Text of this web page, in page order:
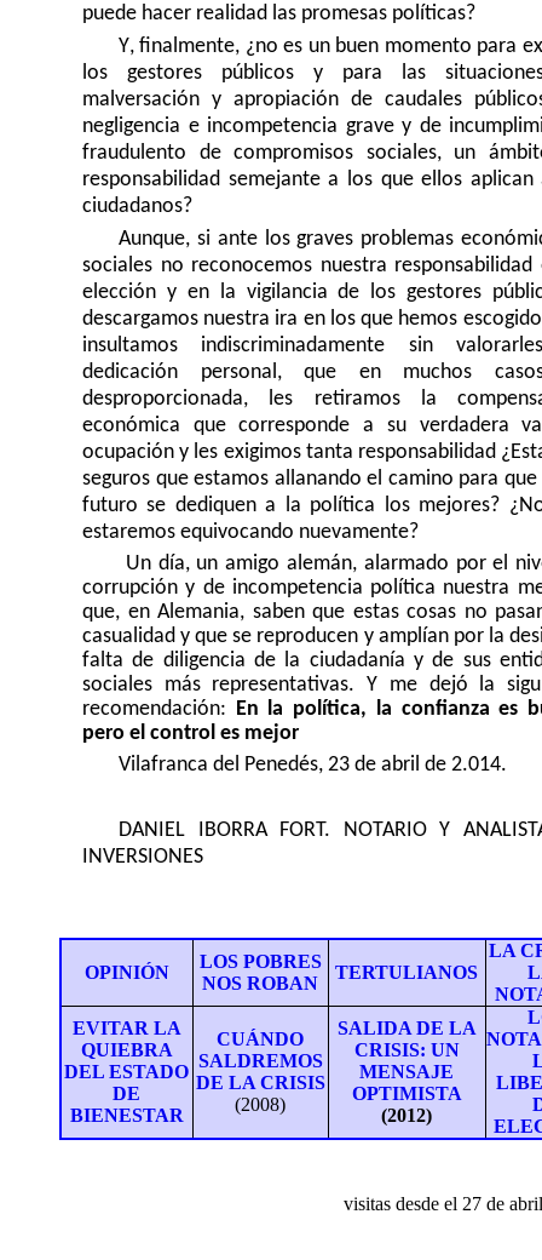
puede hacer realidad las promesas políticas?
Y, finalmente, ¿no es un buen momento para
los gestores públicos y para las
malversación y apropiación de caudales
negligencia e incompetencia grave y de
fraudulento de compromisos sociales, un
responsabilidad semejante a los que ellos aplican
ciudadanos?
Aunque, si ante los graves problemas
sociales no reconocemos nuestra responsabilidad
elección y en la vigilancia de los gestores
descargamos nuestra ira en los que hemos
insultamos indiscriminadamente sin
dedicación personal, que en muchos
desproporcionada, les retiramos la
económica que corresponde a su verdadera
ocupación y les exigimos tanta responsabilidad
seguros que estamos allanando el camino para que
futuro se dediquen a la política los mejores?
estaremos equivocando nuevamente?
Un día, un amigo alemán, alarmado por el
corrupción y de incompetencia política nuestra
que, en Alemania, saben que estas cosas no
casualidad y que se reproducen y amplían por la
falta de diligencia de la ciudadanía y de sus
sociales más representativas. Y me dejó la
recomendación: En la política, la confianza es
pero el control es mejor
Vilafranca del Penedés, 23 de abril de 2.014.
DANIEL IBORRA FORT. NOTARIO Y
INVERSIONES
OPINIÓN
LOS POBRES
NOS ROBAN
TERTULIANOS
LA
EVITAR LA
QUIEBRA
DEL ESTADO
DE
BIENESTAR
CUÁNDO
SALDREMOS
DE LA CRISIS
(2008)
SALIDA DE LA
CRISIS: UN
MENSAJE
OPTIMISTA
(2012)
visitas desde el 27 de abril